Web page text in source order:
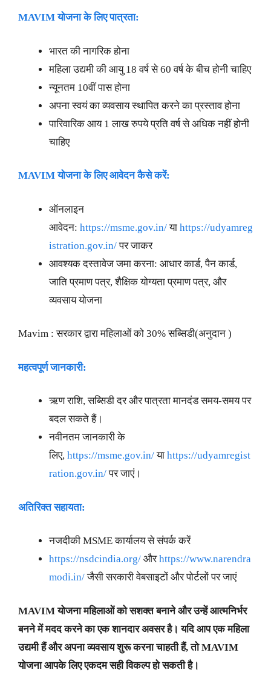
MAVIMयोजना के लिए पात्रता:
भारत की नागरिक होना
महिला उद्यमी की आयु 18 वर्ष से 60 वर्ष के बीच होनी चाहिए
न्यूनतम 10वीं पास होना
अपना स्वयं का व्यवसाय स्थापित करने का प्रस्ताव होना
पारिवारिक आय 1 लाख रुपये प्रति वर्ष से अधिक नहीं होनी
चाहिए
MAVIMयोजना के लिए आवेदन कैसे करें:
ऑनलाइन
आवेदन: https://msme.gov.in/या https://udyamreg
istration.gov.in/पर जाकर
आवश्यक दस्तावेज जमा करना: आधार कार्ड, पैन कार्ड,
जाति प्रमाण पत्र, शैक्षिक योग्यता प्रमाण पत्र, और
व्यवसाय योजना
Mavim : सरकार द्वारा महिलाओं को 30% सब्सिडी(अनुदान )
महत्वपूर्ण जानकारी:
ऋण राशि, सब्सिडी दर और पात्रता मानदंड समय-समय पर
बदल सकते हैं।
नवीनतम जानकारी के
लिए, https://msme.gov.in/या https://udyamregist
ration.gov.in/पर जाएं।
अतिरिक्त सहायता:
नजदीकी MSME कार्यालय से संपर्क करें
https://nsdcindia.org/ औरhttps://www.narendra
modi.in/जैसी सरकारी वेबसाइटों और पोर्टलों पर जाएं
MAVIM योजना महिलाओं को सशक्त बनाने और उन्हें आत्मनिर्भर
बनने में मदद करने का एक शानदार अवसर है। यदि आप एक महिला
उद्यमी हैं और अपना व्यवसाय शुरू करना चाहती हैं, तो MAVIM
योजना आपके लिए एकदम सही विकल्प हो सकती है।